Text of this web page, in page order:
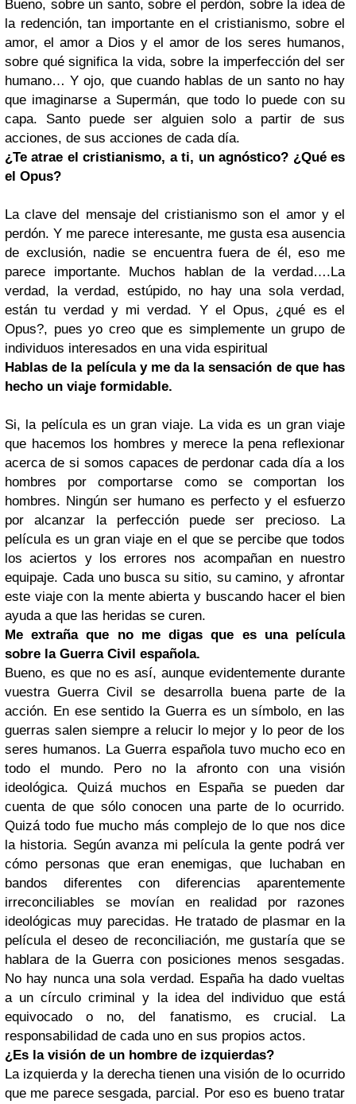
Bueno, sobre un santo, sobre el perdón, sobre la idea de
la redención, tan importante en el cristianismo, sobre el
amor, el amor a Dios y el amor de los seres humanos,
sobre qué significa la vida, sobre la imperfección del ser
humano… Y ojo, que cuando hablas de un santo no hay
que imaginarse a Supermán, que todo lo puede con su
capa. Santo puede ser alguien solo a partir de sus
acciones, de sus acciones de cada día.
¿Te atrae el cristianismo, a ti, un agnóstico? ¿Qué es
el Opus?
La clave del mensaje del cristianismo son el amor y el
perdón. Y me parece interesante, me gusta esa ausencia
de exclusión, nadie se encuentra fuera de él, eso me
parece importante. Muchos hablan de la verdad….La
verdad, la verdad, estúpido, no hay una sola verdad,
están tu verdad y mi verdad. Y el Opus, ¿qué es el
Opus?, pues yo creo que es simplemente un grupo de
individuos interesados en una vida espiritual
Hablas de la película y me da la sensación de que has
hecho un viaje formidable.
Si, la película es un gran viaje. La vida es un gran viaje
que hacemos los hombres y merece la pena reflexionar
acerca de si somos capaces de perdonar cada día a los
hombres por comportarse como se comportan los
hombres. Ningún ser humano es perfecto y el esfuerzo
por alcanzar la perfección puede ser precioso. La
película es un gran viaje en el que se percibe que todos
los aciertos y los errores nos acompañan en nuestro
equipaje. Cada uno busca su sitio, su camino, y afrontar
este viaje con la mente abierta y buscando hacer el bien
ayuda a que las heridas se curen.
Me extraña que no me digas que es una película
sobre la Guerra Civil española.
Bueno, es que no es así, aunque evidentemente durante
vuestra Guerra Civil se desarrolla buena parte de la
acción. En ese sentido la Guerra es un símbolo, en las
guerras salen siempre a relucir lo mejor y lo peor de los
seres humanos. La Guerra española tuvo mucho eco en
todo el mundo. Pero no la afronto con una visión
ideológica. Quizá muchos en España se pueden dar
cuenta de que sólo conocen una parte de lo ocurrido.
Quizá todo fue mucho más complejo de lo que nos dice
la historia. Según avanza mi película la gente podrá ver
cómo personas que eran enemigas, que luchaban en
bandos diferentes con diferencias aparentemente
irreconciliables se movían en realidad por razones
ideológicas muy parecidas. He tratado de plasmar en la
película el deseo de reconciliación, me gustaría que se
hablara de la Guerra con posiciones menos sesgadas.
No hay nunca una sola verdad. España ha dado vueltas
a un círculo criminal y la idea del individuo que está
equivocado o no, del fanatismo, es crucial. La
responsabilidad de cada uno en sus propios actos.
¿Es la visión de un hombre de izquierdas?
La izquierda y la derecha tienen una visión de lo ocurrido
que me parece sesgada, parcial. Por eso es bueno tratar